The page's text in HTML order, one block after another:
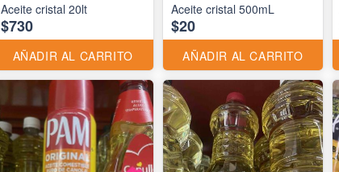
Aceite cristal 20lt
$730
AÑADIR AL CARRITO
Aceite cristal 500mL
$20
AÑADIR AL CARRITO